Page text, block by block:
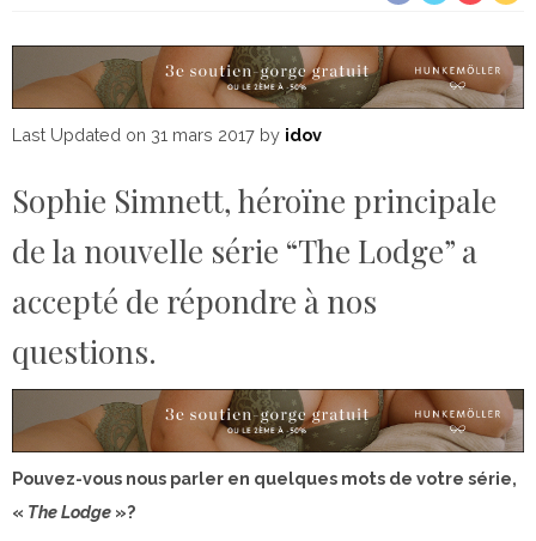
Last Updated on 31 mars 2017 by idov
Sophie Simnett, héroïne principale
de la nouvelle série “The Lodge” a
accepté de répondre à nos
questions.
Pouvez-vous nous parler en quelques mots de votre série,
« The Lodge »?